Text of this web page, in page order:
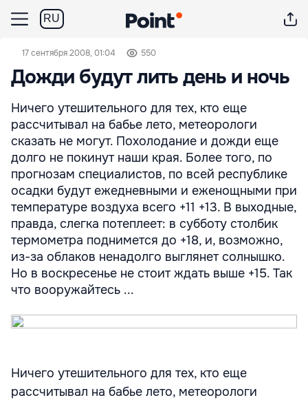
RU
17 сентября 2008, 01:04 550
Дожди будут лить день и ночь
Ничего утешительного для тех, кто еще
рассчитывал на бабье лето, метеорологи
сказать не могут. Похолодание и дожди еще
долго не покинут наши края. Более того, по
прогнозам специалистов, по всей республике
осадки будут ежедневными и еженощными при
температуре воздуха всего +11 +13. В выходные,
правда, слегка потеплеет: в субботу столбик
термометра поднимется до +18, и, возможно,
из-за облаков ненадолго выглянет солнышко.
Но в воскресенье не стоит ждать выше +15. Так
что вооружайтесь ...
Ничего утешительного для тех, кто еще
рассчитывал на бабье лето, метеорологи